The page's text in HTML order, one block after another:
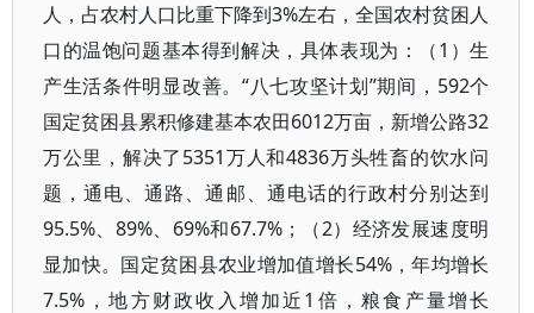
人，占农村人口比重下降到3%左右，全国农村贫困人
口的温饱问题基本得到解决，具体表现为：（1）生
产生活条件明显改善。“八七攻坚计划”期间，592个
国定贫困县累积修建基本农田6012万亩，新增公路32
万公里，解决了5351万人和4836万头牲畜的饮水问
题，通电、通路、通邮、通电话的行政村分别达到
95.5%、89%、69%和67.7%；（2）经济发展速度明
显加快。国定贫困县农业增加值增长54%，年均增长
7.5%，地方财政收入增加近1倍，粮食产量增长